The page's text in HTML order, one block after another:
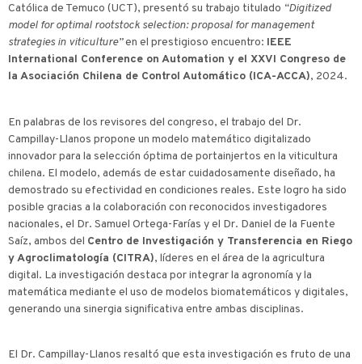
Católica de Temuco (UCT), presentó su trabajo titulado “Digitized
model for optimal rootstock selection: proposal for management
strategies in viticulture”en el prestigioso encuentro: IEEE
International Conference on Automation y el XXVI Congreso de
la Asociación Chilena de Control Automático (ICA-ACCA), 2024.
En palabras de los revisores del congreso, el trabajo del Dr.
Campillay-Llanos propone un modelo matemático digitalizado
innovador para la selección óptima de portainjertos en la viticultura
chilena. El modelo, además de estar cuidadosamente diseñado, ha
demostrado su efectividad en condiciones reales. Este logro ha sido
posible gracias a la colaboración con reconocidos investigadores
nacionales, el Dr. Samuel Ortega-Farías y el Dr. Daniel de la Fuente
Saíz, ambos del Centro de Investigación y Transferencia en Riego
y Agroclimatología (CITRA), líderes en el área de la agricultura
digital. La investigación destaca por integrar la agronomía y la
matemática mediante el uso de modelos biomatemáticos y digitales,
generando una sinergia significativa entre ambas disciplinas.
El Dr. Campillay-Llanos resaltó que esta investigación es fruto de una